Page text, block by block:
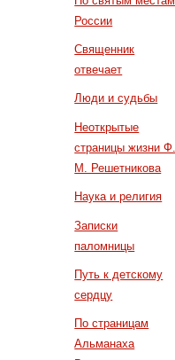
России
Священник
отвечает
Люди и судьбы
Неоткрытые
страницы жизни Ф.
М. Решетникова
Наука и религия
Записки
паломницы
Путь к детскому
сердцу
По страницам
Альманаха